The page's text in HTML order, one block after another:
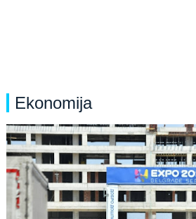
Ekonomija